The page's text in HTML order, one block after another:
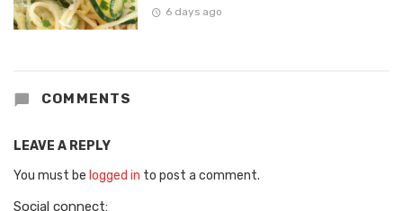
6 days ago
COMMENTS
LEAVE A REPLY
You must be logged in to post a comment.
Social connect: